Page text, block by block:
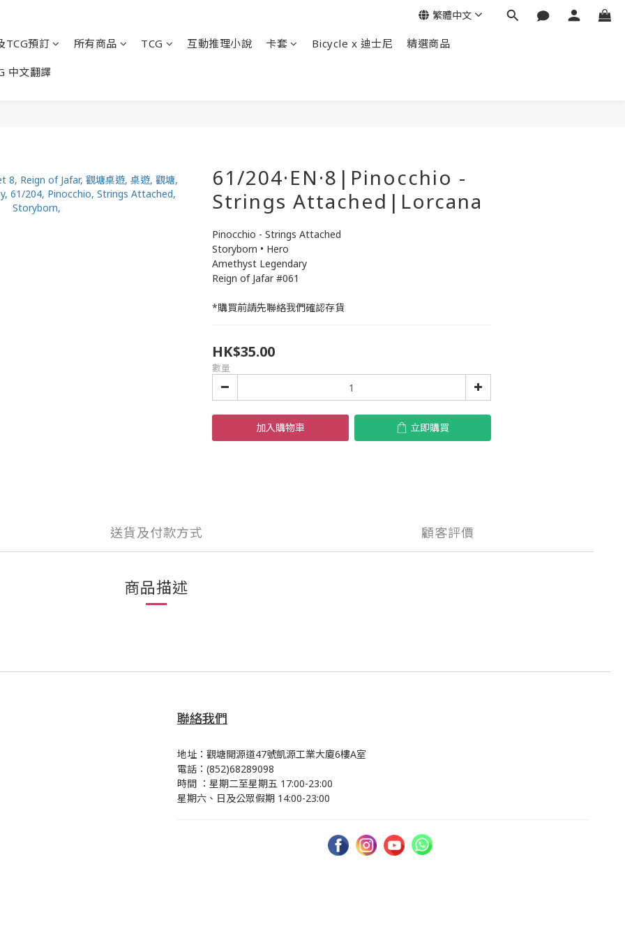
TCG預訂 所有商品 TCG 互動推理小說 卡套 Bicycle x 迪士尼 精選商品
中文翻譯
繁體中文
61/204·EN·8|Pinocchio -
Strings Attached|Lorcana
Pinocchio - Strings Attached
Storyborn • Hero
Amethyst Legendary
Reign of Jafar #061
*購買前請先聯絡我們確認存貨
HK$35.00
數量
加入購物車 立即購買
送貨及付款方式 顧客評價
商品描述
聯絡我們
地址：觀塘開源道47號凱源工業大廈6樓A室
電話：(852)68289098
時間 ：星期二至星期五 17:00-23:00
星期六、日及公眾假期 14:00-23:00